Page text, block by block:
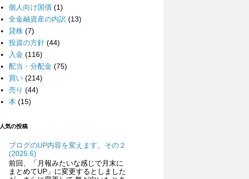
個人向け国債 (1)
全金融資産の内訳 (13)
貸株 (7)
投資の方針 (44)
入金 (116)
配当・分配金 (75)
買い (214)
売り (44)
本 (15)
人気の投稿
ブログのUP内容を変えます。その２
(2025.6)
前回、「月報みたいな感じで月末に
まとめてUP」に変更するとしました